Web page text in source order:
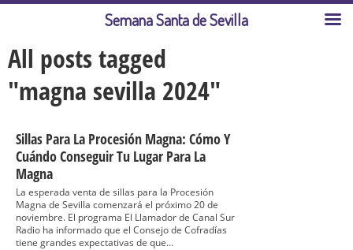
All posts tagged
"magna sevilla 2024"
Sillas Para La Procesión Magna: Cómo Y
Cuándo Conseguir Tu Lugar Para La
Magna
La esperada venta de sillas para la Procesión
Magna de Sevilla comenzará el próximo 20 de
noviembre. El programa El Llamador de Canal Sur
Radio ha informado que el Consejo de Cofradías
tiene grandes expectativas de que...
Semana Santa de Sevilla